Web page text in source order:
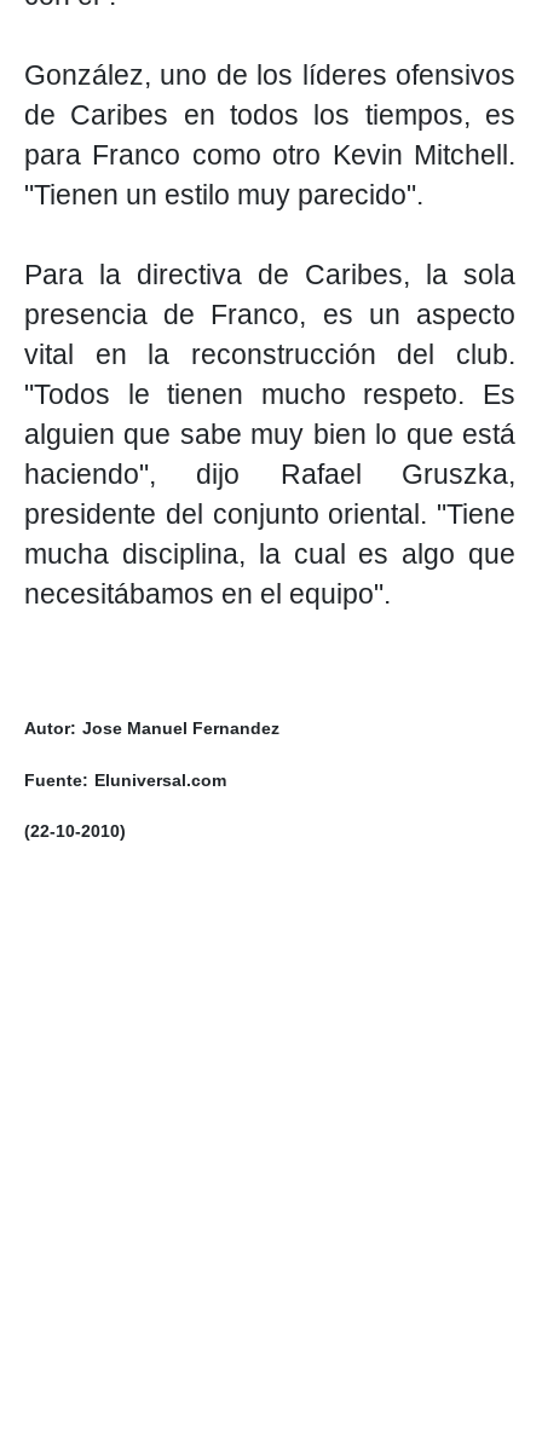
González, uno de los líderes ofensivos
de Caribes en todos los tiempos, es
para Franco como otro Kevin Mitchell.
"Tienen un estilo muy parecido".
Para la directiva de Caribes, la sola
presencia de Franco, es un aspecto
vital en la reconstrucción del club.
"Todos le tienen mucho respeto. Es
alguien que sabe muy bien lo que está
haciendo", dijo Rafael Gruszka,
presidente del conjunto oriental. "Tiene
mucha disciplina, la cual es algo que
necesitábamos en el equipo".
Autor: Jose Manuel Fernandez
Fuente: Eluniversal.com
(22-10-2010)